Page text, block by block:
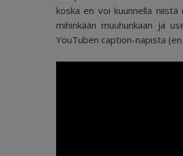
koska en voi kuunnella
mihinkään muuhunkaan ja
YouTuben caption-napista